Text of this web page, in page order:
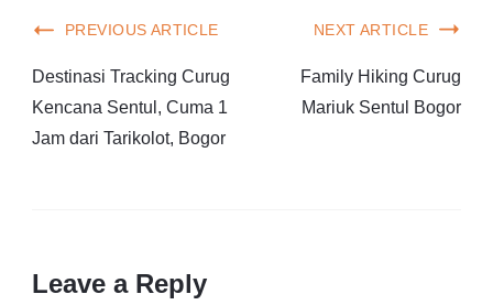
PREVIOUS ARTICLE
Destinasi Tracking Curug
Kencana Sentul, Cuma 1
Jam dari Tarikolot, Bogor
NEXT ARTICLE
Family Hiking Curug
Mariuk Sentul Bogor
Leave a Reply